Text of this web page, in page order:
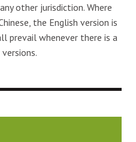
other jurisdiction. Where
the English version is
prevail whenever there is a